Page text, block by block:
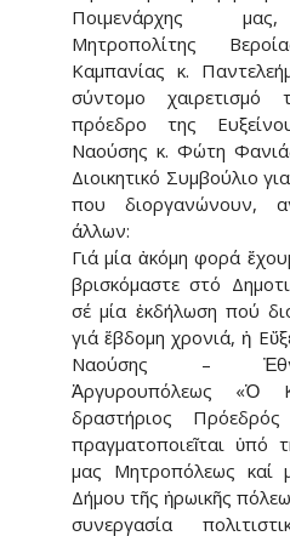
Ποιμενάρχης
Μητροπολίτης
Καμπανίας κ.
σύντομο
πρόεδρο της
Ναούσης κ. Φώτη
Διοικητικό Συμβούλιο
που διοργανώνουν,
άλλων:
Γιά μία ἀκόμη φορά
βρισκόμαστε στό
σέ μία ἐκ­δήλωση πού
γιά ἕβδομη χρονιά, ἡ
Ναούσης –
Ἀργυρουπόλεως «Ὁ
δραστήριος
πραγματο­ποιεῖται ὑπό
μας Μητροπόλεως καί
Δήμου τῆς ἡρωικῆς
συνεργασία